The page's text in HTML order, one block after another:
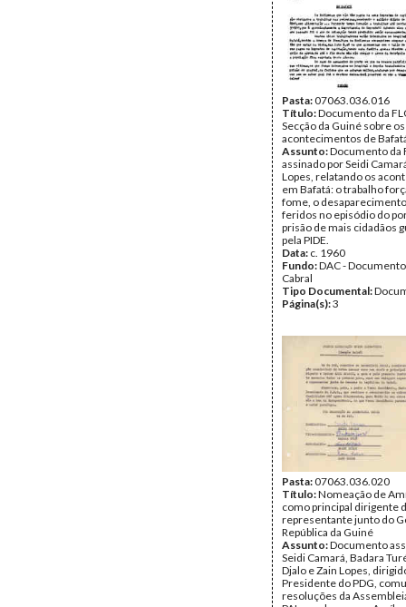
Pasta:07063.036.016
Título:Documento da
Secção da Guiné sobre os
acontecimentos de
Assunto:Documento da
assinado por Seidi
Lopes, relatando os
em Bafatá: o trabalho
fome, o
feridos no episódio do
prisão de mais cidadãos
pela PIDE.
Data: c. 1960
Fundo:DAC -
Cabral
Tipo Documental:
Página(s):3
Pasta:07063.036.020
Título:Nomeação de
como principal dirigente
representante junto do
República da Guiné
Assunto:Documento
Seidi Camará, Badara
Djalo e Zain Lopes,
Presidente do PDG,
resoluções da